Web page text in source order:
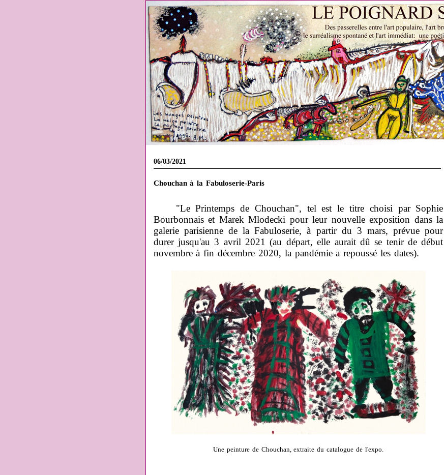
06/03/2021
Chouchan à la Fabuloserie-Paris
"Le Printemps de Chouchan", tel est le titre choisi par Sophie
Bourbonnais et Marek Mlodecki pour leur nouvelle exposition dans la
galerie parisienne de la Fabuloserie, à partir du 3 mars, prévue pour
durer jusqu'au 3 avril 2021 (au départ, elle aurait dû se tenir de début
novembre à fin décembre 2020, la pandémie a repoussé les dates).
Une peinture de Chouchan, extraite du catalogue de l'expo.